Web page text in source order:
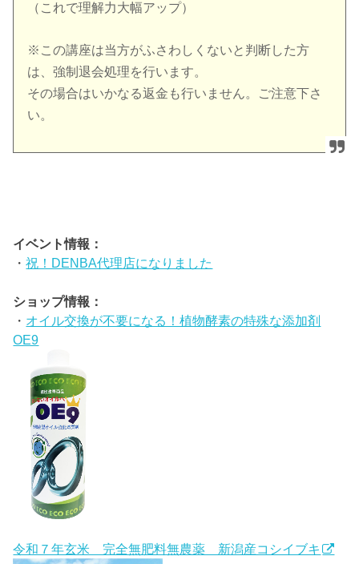
（これで理解力大幅アップ）
※この講座は当方がふさわしくないと判断した方
は、強制退会処理を行います。
その場合はいかなる返金も行いません。ご注意下さ
い。
イベント情報：
・祝！DENBA代理店になりました
ショップ情報：
・ オイル交換が不要になる！植物酵素の特殊な添加剤
OE9
令和７年玄米 完全無肥料無農薬 新潟産コシイブキ